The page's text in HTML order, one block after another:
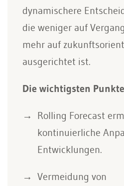
dynamischere
die weniger auf
mehr auf
ausgerichtet ist.
Die wichtigsten
Rolling Forecast
kontinuierliche
Entwicklungen.
Vermeidung von